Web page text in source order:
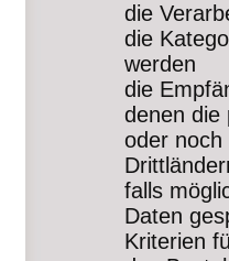
die
die
werden
die
denen die
oder noch
falls
Daten
Kriterien